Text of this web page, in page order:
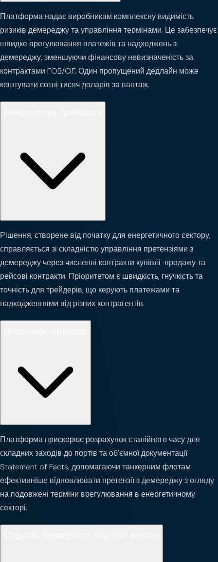
Платформа надає виробникам комплексну видимість
ризиків демереджу та управління термінами. Це забезпечує
швидке врегулювання платежів та надходжень з
демереджу, зменшуючи фінансову невизначеність за
контрактами FOB/CIF. Один пропущений дедлайн може
коштувати сотні тисяч доларів за вантаж.
Рішення, створене від початку для енергетичного сектору,
справляється зі складністю управління претензіями з
демереджу через численні контракти купівлі-продажу та
рейсові контракти. Пріоритетом є швидкість, гнучкість та
точність для трейдерів, що керують платежами та
надходженнями від різних контрагентів.
Платформа прискорює розрахунок сталійного часу для
складних заходів до портів та об'ємної документації
Statement of Facts, допомагаючи танкерним флотам
ефективніше відновлювати претензії з демереджу з огляду
на подовжені терміни врегулювання в енергетичному
секторі.